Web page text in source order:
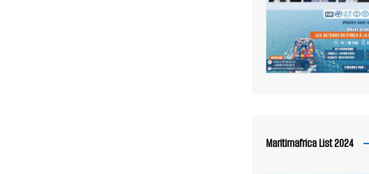
Maritimafrica List 2024